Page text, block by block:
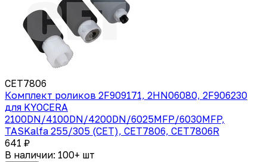
CET7806
Комплект роликов 2F909171, 2HN06080, 2F906230
для KYOCERA
2100DN/4100DN/4200DN/6025MFP/6030MFP,
TASKalfa 255/305 (CET), CET7806, CET7806R
641 ₽
В наличии: 100+ шт